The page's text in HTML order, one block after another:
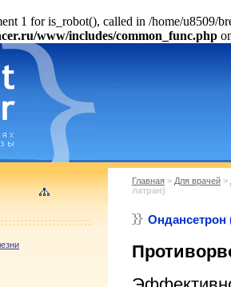
1 for is_robot(), called in /home/u8509/
www/includes/common_func.php
Главная > Для врачей >
латран)
Ондансетрон